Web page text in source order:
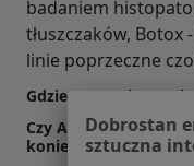
badaniem
tłuszczaków,
linie poprzeczne
Gdzie Anna Niemczyk
Czy Anna Niemczyk
konieczności
Dobrostan
sztuczna